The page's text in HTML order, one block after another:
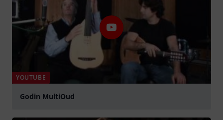
YOUTUBE
Godin MultiOud